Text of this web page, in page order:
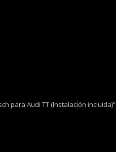
para Audi TT (Instalación incluida)”